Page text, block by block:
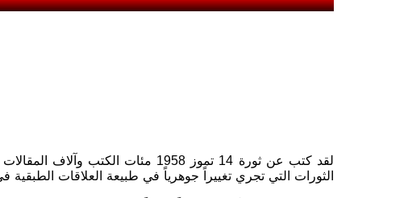
لقد كتب عن ثورة 14 تموز 1958